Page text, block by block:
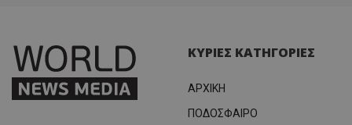
ΚΥΡΙΕΣ ΚΑΤΗΓΟΡΙΕΣ
ΑΡΧΙΚΗ
ΠΟΔΟΣΦΑΙΡΟ